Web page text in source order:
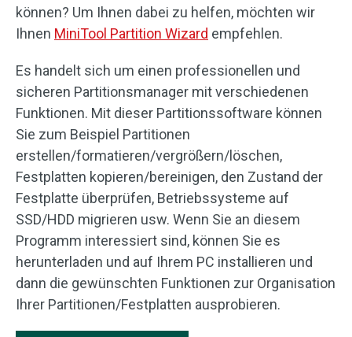
können? Um Ihnen dabei zu helfen, möchten wir
Ihnen MiniTool Partition Wizard empfehlen.
Es handelt sich um einen professionellen und
sicheren Partitionsmanager mit verschiedenen
Funktionen. Mit dieser Partitionssoftware können
Sie zum Beispiel Partitionen
erstellen/formatieren/vergrößern/löschen,
Festplatten kopieren/bereinigen, den Zustand der
Festplatte überprüfen, Betriebssysteme auf
SSD/HDD migrieren usw. Wenn Sie an diesem
Programm interessiert sind, können Sie es
herunterladen und auf Ihrem PC installieren und
dann die gewünschten Funktionen zur Organisation
Ihrer Partitionen/Festplatten ausprobieren.